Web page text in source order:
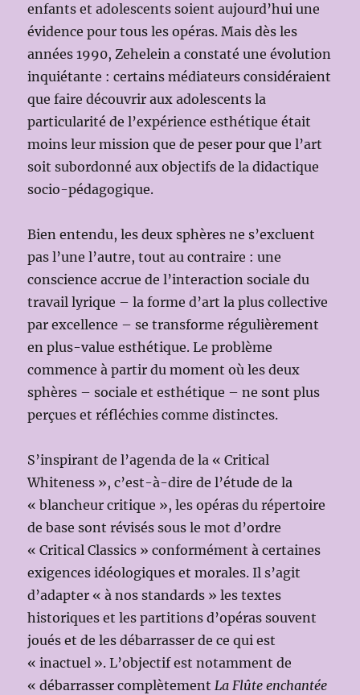
enfants et adolescents soient aujourd’hui une
évidence pour tous les opéras. Mais dès les
années 1990, Zehelein a constaté une évolution
inquiétante : certains médiateurs considéraient
que faire découvrir aux adolescents la
particularité de l’expérience esthétique était
moins leur mission que de peser pour que l’art
soit subordonné aux objectifs de la didactique
socio-pédagogique.
Bien entendu, les deux sphères ne s’excluent
pas l’une l’autre, tout au contraire : une
conscience accrue de l’interaction sociale du
travail lyrique – la forme d’art la plus collective
par excellence – se transforme régulièrement
en plus-value esthétique. Le problème
commence à partir du moment où les deux
sphères – sociale et esthétique – ne sont plus
perçues et réfléchies comme distinctes.
S’inspirant de l’agenda de la « Critical
Whiteness », c’est-à-dire de l’étude de la
« blancheur critique », les opéras du répertoire
de base sont révisés sous le mot d’ordre
« Critical Classics » conformément à certaines
exigences idéologiques et morales. Il s’agit
d’adapter « à nos standards » les textes
historiques et les partitions d’opéras souvent
joués et de les débarrasser de ce qui est
« inactuel ». L’objectif est notamment de
« débarrasser complètementLa Flûte enchantée